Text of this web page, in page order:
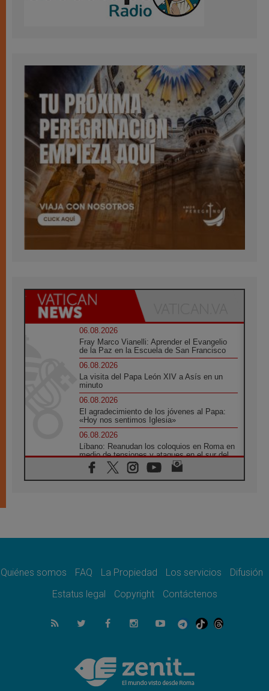
06.08.2026
Fray Marco Vianelli: Aprender el Evangelio
de la Paz en la Escuela de San Francisco
06.08.2026
La visita del Papa León XIV a Asís en un
minuto
06.08.2026
El agradecimiento de los jóvenes al Papa:
«Hoy nos sentimos Iglesia»
06.08.2026
Líbano: Reanudan los coloquios en Roma en
medio de tensiones y ataques en el sur del
país
06.08.2026
noticia para todo el Uruguay
León XIV: La revolución del Evangelio
06.08.2026
La Iglesia en Ceuta: caridad y esperanza
La visita del Papa a Perú será un tiempo de
gracia reconciliación y esperanza
Quiénes somos FAQ La Propiedad Los servicios
Difusión
Estatus legal
Copyright Contáctenos